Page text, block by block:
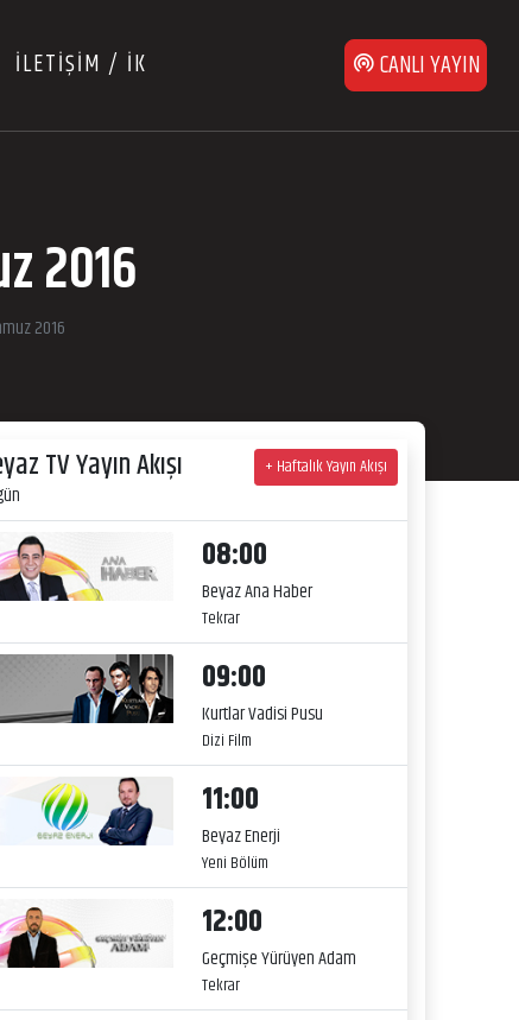
İLETİŞİM / İK CANLI YAYIN
2016
2016
TV Yayın Akışı + Haftalık Yayın Akışı
08:00
Beyaz Ana Haber
Tekrar
09:00
Kurtlar Vadisi Pusu
Dizi Film
11:00
Beyaz Enerji
Yeni Bölüm
12:00
Geçmişe Yürüyen Adam
Tekrar